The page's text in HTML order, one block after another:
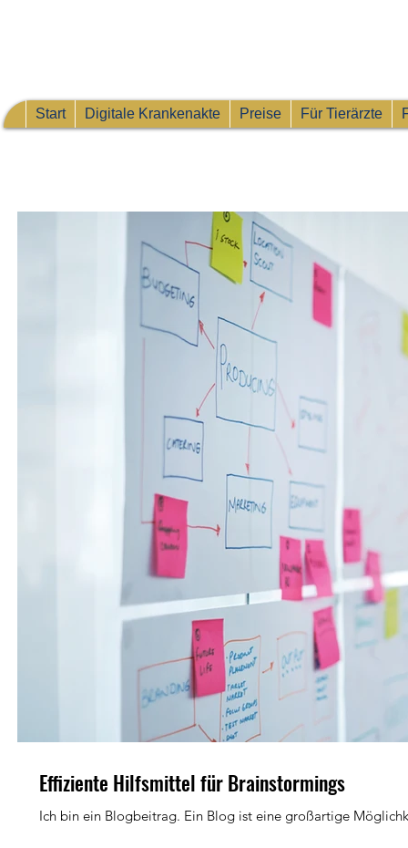
Start Digitale Krankenakte Preise Für Tierärzte
Effiziente Hilfsmittel für Brainstormings
Ich bin ein Blogbeitrag. Ein Blog ist eine großartige